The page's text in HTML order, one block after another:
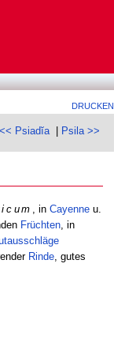
DRUCKEN
<< Psiadĭa| Psila >>
, in Cayenne u.
Früchten, in
Rinde, gutes